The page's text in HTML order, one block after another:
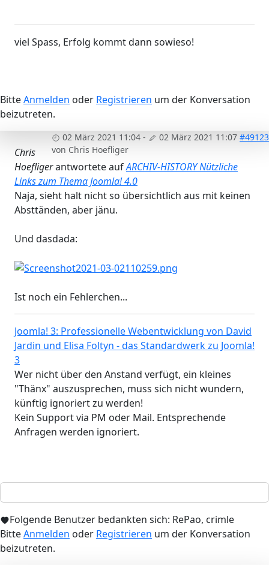
viel Spass, Erfolg kommt dann sowieso!
BitteAnmelden oder Registrieren um der Konversation
beizutreten.
02 März 2021 11:04 - 02 März 2021 11:07 #49123
von Chris Hoefliger
Chris
Hoefligerantwortete aufARCHIV-HISTORY Nützliche
Links zum Thema Joomla! 4.0
Naja, sieht halt nicht so übersichtlich aus mit keinen
Absttänden, aber jänu.
Und dasdada:
Ist noch ein Fehlerchen...
Joomla! 3: Professionelle Webentwicklung von David
Jardin und Elisa Foltyn - das Standardwerk zu Joomla!
3
Wer nicht über den Anstand verfügt, ein kleines
"Thänx" auszusprechen, muss sich nicht wundern,
künftig ignoriert zu werden!
Kein Support via PM oder Mail. Entsprechende
Anfragen werden ignoriert.
Folgende Benutzer bedankten sich: RePao, crimle
BitteAnmelden oder Registrieren um der Konversation
beizutreten.